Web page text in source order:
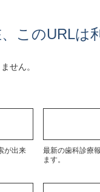
このURLは
せん。
が出来
最新の歯科診療
ます。